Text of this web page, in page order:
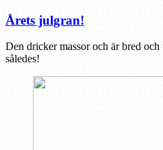
Årets julgran!
Den dricker massor och är bred
således!